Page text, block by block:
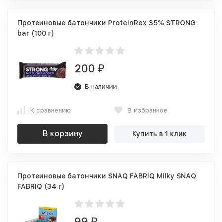
Протеиновые батончики ProteinRex 35% STRONG
bar (100 г)
200 ₽
В наличии
К сравнению В избранное
В корзину Купить в 1 клик
Протеиновые батончики SNAQ FABRIQ Milky SNAQ
FABRIQ (34 г)